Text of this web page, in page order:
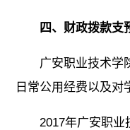
四、财政拨款支
广安职业技术学
日常公用经费以及对
2017年广安职